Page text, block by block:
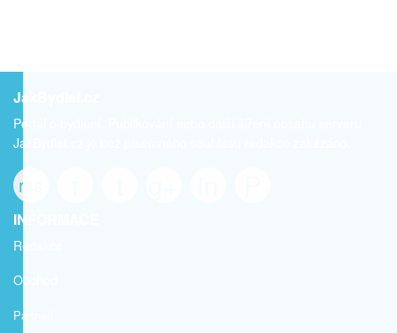
JakBydlet.cz
Portál o bydlení. Publikování nebo další šíření obsahu serveru
JakBydlet.cz je bez písemného souhlasu redakce zakázáno.
rss
INFORMACE
Redakce
Obchod
Partneři